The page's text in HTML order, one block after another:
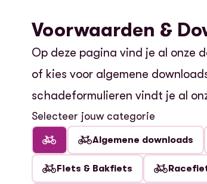
Voorwaarden &
Op deze pagina vind je al onze
of kies voor algemene
schadeformulieren vindt je al
Selecteer jouw categorie
Algemene downloads
Fiets & Bakfiets